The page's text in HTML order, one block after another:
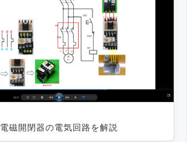
電磁開閉器の電気回路を解説